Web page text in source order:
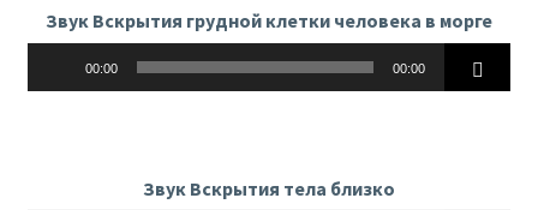
Звук Вскрытия грудной клетки человека в морге
00:00 00:00
Звук Вскрытия тела близко